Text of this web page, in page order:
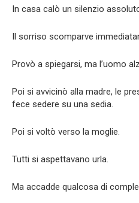
In casa calò un silenzio
Il sorriso scomparve
Provò a spiegarsi, ma l’uomo
Poi si avvicinò alla madre, le
fece sedere su una sedia.
Poi si voltò verso la moglie.
Tutti si aspettavano urla.
Ma accadde qualcosa di